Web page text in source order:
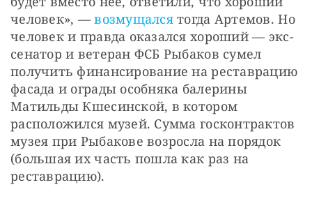
человек», — возмущался тогда Артемов. Но
человек и правда оказался хороший — экс-
сенатор и ветеран ФСБ Рыбаков сумел
получить финансирование на реставрацию
фасада и ограды особняка балерины
Матильды Кшесинской, в котором
расположился музей. Сумма госконтрактов
музея при Рыбакове возросла на порядок
(большая их часть пошла как раз на
реставрацию).